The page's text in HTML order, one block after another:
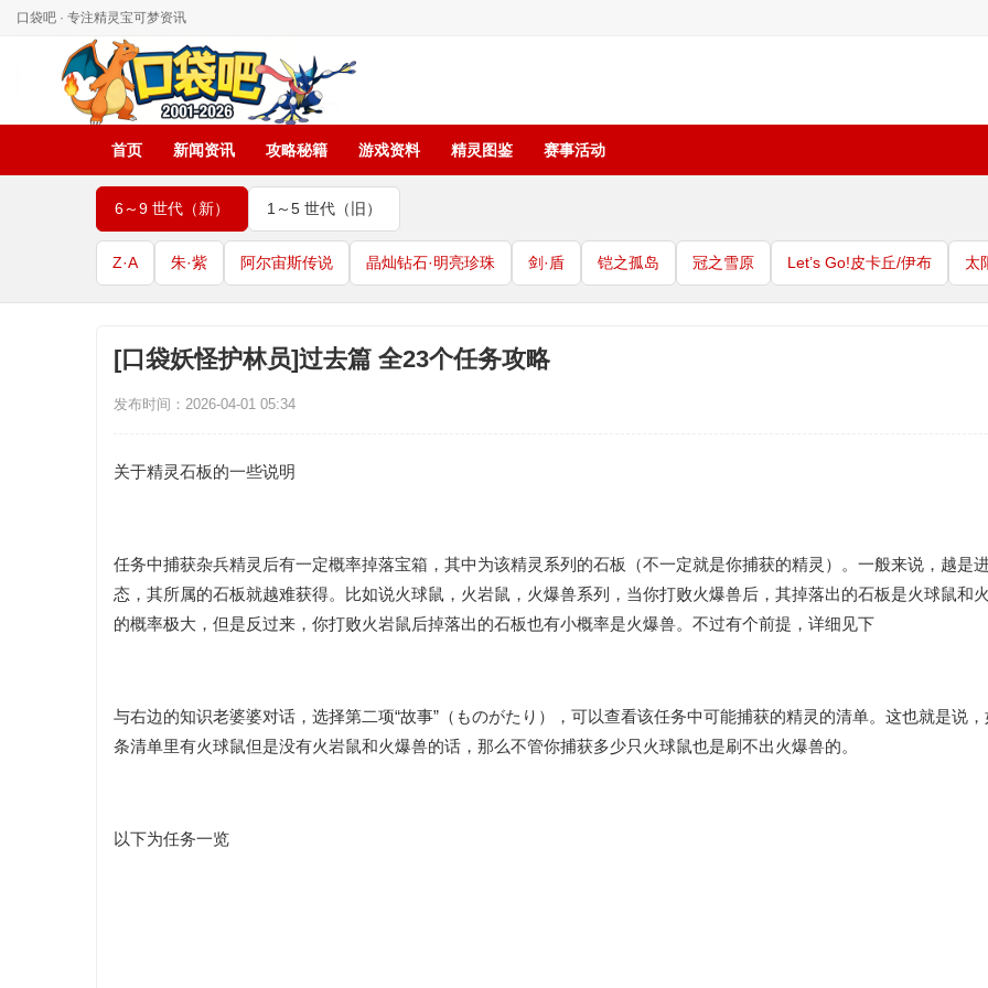
口袋吧 · 专注精灵宝可梦资讯
首页 新闻资讯 攻略秘籍 游戏资料 精灵图鉴 赛事活动
6～9 世代（新） 1～5 世代（旧）
Z·A 朱·紫 阿尔宙斯传说 晶灿钻石·明亮珍珠 剑·盾 铠之孤岛 冠之雪原 Let’s Go!皮卡丘/伊布 太
[口袋妖怪护林员]过去篇 全23个任务攻略
发布时间：2026-04-01 05:34
关于精灵石板的一些说明
任务中捕获杂兵精灵后有一定概率掉落宝箱，其中为该精灵系列的石板（不一定就是你捕获的精灵 ）。一般来说，越是
态，其所属的石板就越难获得。比如说火球鼠，火岩鼠，火爆兽系列，当你打败火爆兽后，其掉落出的石板是火球鼠和
的概率极大，但是反过来，你打败火岩鼠后掉落出的石板也有小概率是火爆兽。不过有个前提，详细见下
与右边的知识老婆婆对话，选择第二项“故事” （ものがたり），可以查看该任务中可能捕获的精灵的清单。这也就是说
条清单里有火球鼠但是没有火岩鼠和火爆兽的话，那么不管你捕获多少只火球鼠也是刷不出火爆兽的。
以下为任务一览